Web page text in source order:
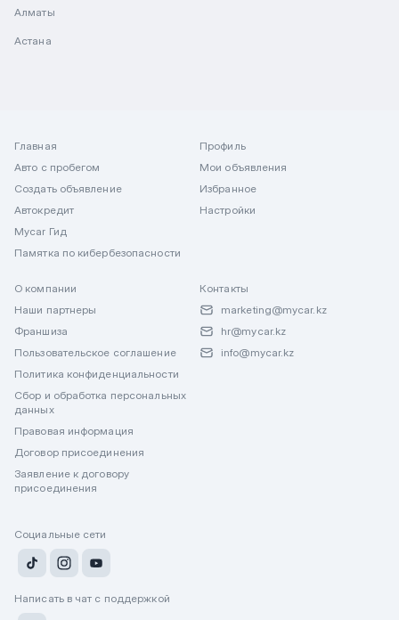
Алматы
Астана
Главная
Авто с пробегом
Создать объявление
Автокредит
Mycar Гид
Памятка по кибербезопасности
Профиль
Мои объявления
Избранное
Настройки
О компании
Наши партнеры
Франшиза
Пользовательское соглашение
Политика конфиденциальности
Сбор и обработка персональных
данных
Правовая информация
Договор присоединения
Заявление к договору
присоединения
Контакты
marketing@mycar.kz
hr@mycar.kz
info@mycar.kz
Социальные сети
Написать в чат с поддержкой